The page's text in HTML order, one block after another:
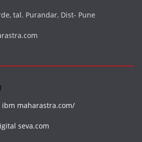
tal. Purandar, Dist- Pune
ibm maharastra.com/
seva.com